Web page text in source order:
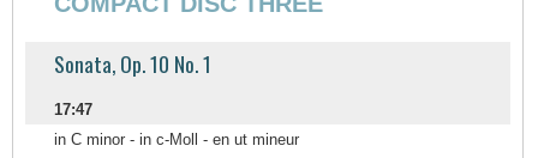
Sonata, Op. 10 No. 1
17:47
in C minor - in c-Moll - en ut mineur